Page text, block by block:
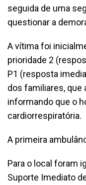
seguida de uma
questionar a
A vítima foi
prioridade 2
P1 (resposta
dos familiares, que
informando que o
cardiorrespiratória.
A primeira
Para o local foram
Suporte Imediato